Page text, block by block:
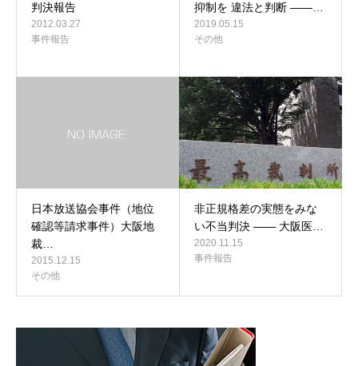
判決報告
2012.03.27
事件報告
抑制を 違法と判断 ――…
2019.05.15
その他
日本放送協会事件（地位
確認等請求事件）大阪地
裁…
2015.12.15
その他
非正規格差の実態をみな
い不当判決 ―― 大阪医…
2020.11.15
事件報告